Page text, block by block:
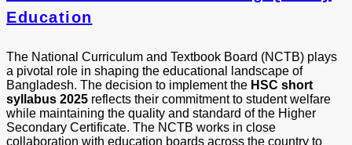
Education
The National Curriculum and Textbook Board (NCTB) plays
a pivotal role in shaping the educational landscape of
Bangladesh. The decision to implement the HSC short
syllabus 2025 reflects their commitment to student welfare
while maintaining the quality and standard of the Higher
Secondary Certificate. The NCTB works in close
collaboration with education boards across the country to